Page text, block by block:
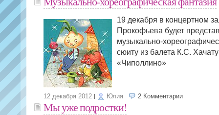
19 декабря в концертном
Прокофьева будет
музыкально-
сюиту из балета К.С.
«Чиполлино»
12 декабря 2012 Юлия 2 Комментарии
Мы уже подростки!